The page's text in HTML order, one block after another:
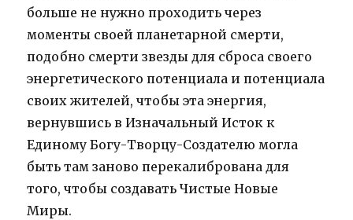
больше не нужно проходить через
моменты своей планетарной смерти,
подобно смерти звезды для сброса своего
энергетического потенциала и потенциала
своих жителей, чтобы эта энергия,
вернувшись в Изначальный Исток к
Единому Богу-Творцу-Создателю могла
быть там заново перекалибрована для
того, чтобы создавать Чистые Новые
Миры.